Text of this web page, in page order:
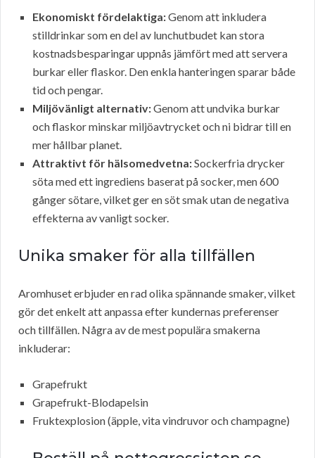
Ekonomiskt fördelaktiga:Genom att inkludera
stilldrinkar som en del av lunchutbudet kan stora
kostnadsbesparingar uppnås jämfört med att servera
burkar eller flaskor. Den enkla hanteringen sparar både
tid och pengar.
Miljövänligt alternativ:Genom att undvika burkar
och flaskor minskar miljöavtrycket och ni bidrar till en
mer hållbar planet.
Attraktivt för hälsomedvetna:Sockerfria drycker
söta med ett ingrediens baserat på socker, men 600
gånger sötare, vilket ger en söt smak utan de negativa
effekterna av vanligt socker.
Unika smaker för alla tillfällen
Aromhuset erbjuder en rad olika spännande smaker, vilket
gör det enkelt att anpassa efter kundernas preferenser
och tillfällen. Några av de mest populära smakerna
inkluderar:
Grapefrukt
Grapefrukt-Blodapelsin
Fruktexplosion (äpple, vita vindruvor och champagne)